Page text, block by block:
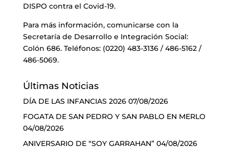
DISPO contra el Covid-19.
Para más información, comunicarse con la
Secretaría de Desarrollo e Integración Social:
Colón 686. Teléfonos: (0220) 483-3136 / 486-5162 /
486-5069.
Últimas Noticias
DÍA DE LAS INFANCIAS 2026 07/08/2026
FOGATA DE SAN PEDRO Y SAN PABLO EN MERLO
04/08/2026
ANIVERSARIO DE “SOY GARRAHAN” 04/08/2026